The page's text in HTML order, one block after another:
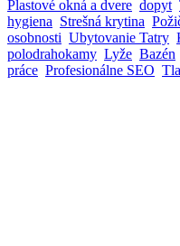
Plastové okná a dvere dopyt
hygiena Strešná krytina
osobnosti Ubytovanie Tatry
polodrahokamy Lyže Bazén
práce Profesionálne SEO